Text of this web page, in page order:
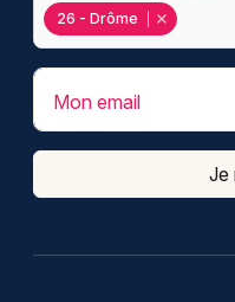
26 - Drôme
Mon email
Je